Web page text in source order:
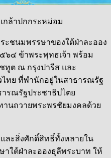
กล้าปกกระหม่อม
ะชนมพรรษาของใต้ฝ่าละออง
๖๔ ข้าพระพุทธเจ้า พร้อม
ทูต ณ กรุงปารีส และ
ทย ที่พำนักอยู่ในสาธารณรัฐ
ารณรัฐประชาธิปไตย
านถวายพระพรชัยมงคลด้วย
ละสิ่งศักดิ์สิทธิ์ทั้งหลายใน
ใต้ฝ่าละอองธุลีพระบาท ให้